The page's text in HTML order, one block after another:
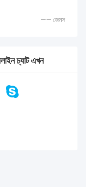
—— জেমস
চ্যাট এখন